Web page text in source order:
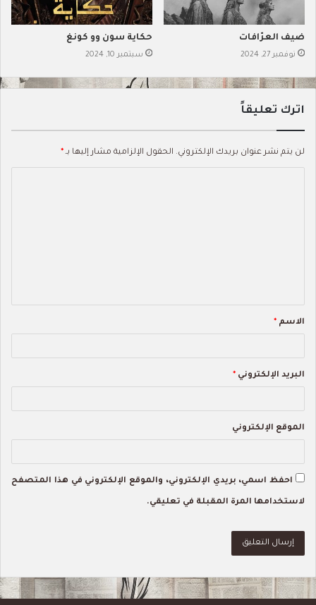
ضيف العرّافات
نوفمبر 27, 2024
حكاية سون وو كونغ
سبتمبر 10, 2024
اترك تعليقاً
لن يتم نشر عنوان بريدك الإلكتروني. الحقول الإلزامية مشار إليها بـ *
ق
*الاسم *
البريد الإلكتروني *
الموقع الإلكتروني
احفظ اسمي، بريدي الإلكتروني، والموقع الإلكتروني في هذا المتصفح
لاستخدامها المرة المقبلة في تعليقي.